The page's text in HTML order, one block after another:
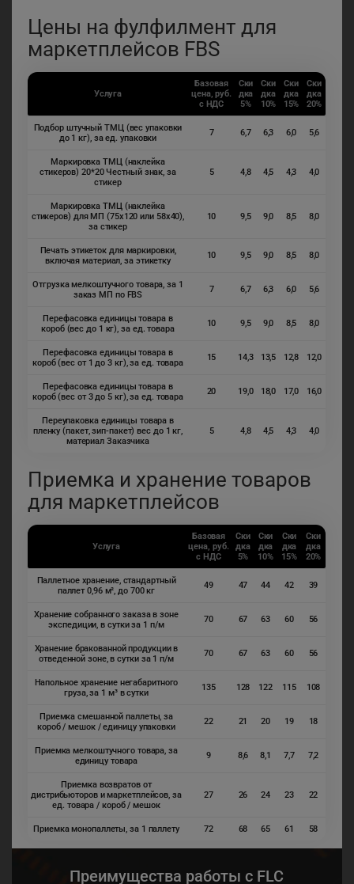
Цены на фулфилмент для
маркетплейсов FBS
Услуга
Базовая
цена, руб.
с НДС
Ски
дка
5%
Ски
дка
10%
Ски
дка
15%
Ски
дка
20%
Подбор штучный ТМЦ (вес упаковки
до 1 кг), за ед. упаковки
7 6,7 6,3 6,0 5,6
Маркировка ТМЦ (наклейка
стикеров) 20*20 Честный знак, за
стикер
5 4,8 4,5 4,3 4,0
Маркировка ТМЦ (наклейка
стикеров) для МП (75х120 или 58х40),
за стикер
10 9,5 9,0 8,5 8,0
Печать этикеток для маркировки,
включая материал, за этикетку
10 9,5 9,0 8,5 8,0
Отгрузка мелкоштучного товара, за 1
заказ МП по FBS
7 6,7 6,3 6,0 5,6
Перефасовка единицы товара в
короб (вес до 1 кг), за ед. товара
10 9,5 9,0 8,5 8,0
Перефасовка единицы товара в
короб (вес от 1 до 3 кг), за ед. товара
15 14,3 13,5 12,8 12,0
Перефасовка единицы товара в
короб (вес от 3 до 5 кг), за ед. товара
20 19,0 18,0 17,0 16,0
Переупаковка единицы товара в
пленку (пакет, зип-пакет) вес до 1 кг,
материал Заказчика
5 4,8 4,5 4,3 4,0
Приемка и хранение товаров
для маркетплейсов
Услуга
Базовая
цена, руб.
с НДС
Ски
дка
5%
Ски
дка
10%
Ски
дка
15%
Ски
дка
20%
Паллетное хранение, стандартный
паллет 0,96 м², до 700 кг
49 47 44 42 39
Хранение собранного заказа в зоне
экспедиции, в сутки за 1 п/м
70 67 63 60 56
Хранение бракованной продукции в
отведенной зоне, в сутки за 1 п/м
70 67 63 60 56
Напольное хранение негабаритного
груза, за 1 м³ в сутки
135 128 122 115 108
Приемка смешанной паллеты, за
короб / мешок / единицу упаковки
22 21 20 19 18
Приемка мелкоштучного товара, за
единицу товара
9 8,6 8,1 7,7 7,2
Приемка возвратов от
дистрибьюторов и маркетплейсов, за
ед. товара / короб / мешок
27 26 24 23 22
Приемка монопаллеты, за 1 паллету 72 68 65 61 58
Преимущества работы с FLC